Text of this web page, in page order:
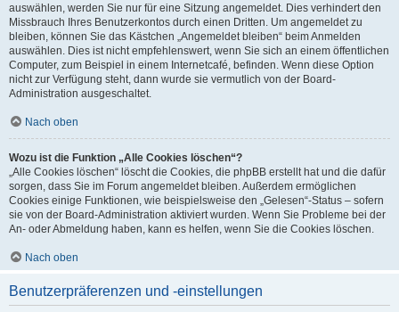
auswählen, werden Sie nur für eine Sitzung angemeldet. Dies verhindert den
Missbrauch Ihres Benutzerkontos durch einen Dritten. Um angemeldet zu
bleiben, können Sie das Kästchen „Angemeldet bleiben“ beim Anmelden
auswählen. Dies ist nicht empfehlenswert, wenn Sie sich an einem öffentlichen
Computer, zum Beispiel in einem Internetcafé, befinden. Wenn diese Option
nicht zur Verfügung steht, dann wurde sie vermutlich von der Board-
Administration ausgeschaltet.
Nach oben
Wozu ist die Funktion „Alle Cookies löschen“?
„Alle Cookies löschen“ löscht die Cookies, die phpBB erstellt hat und die dafür
sorgen, dass Sie im Forum angemeldet bleiben. Außerdem ermöglichen
Cookies einige Funktionen, wie beispielsweise den „Gelesen“-Status – sofern
sie von der Board-Administration aktiviert wurden. Wenn Sie Probleme bei der
An- oder Abmeldung haben, kann es helfen, wenn Sie die Cookies löschen.
Nach oben
Benutzerpräferenzen und -einstellungen